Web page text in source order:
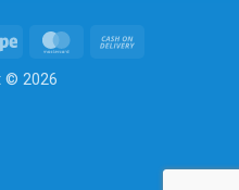
Stripe MasterCard
© 2026